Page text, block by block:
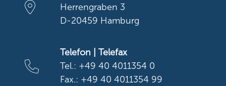
Herrengraben 3
D-20459 Hamburg
Telefon | Telefax
Tel.: +49 40 4011354 0
Fax.: +49 40 4011354 99